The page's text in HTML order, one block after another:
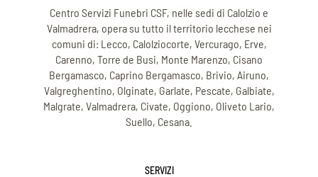
Centro Servizi Funebri CSF, nelle sedi di Calolzio e
Valmadrera, opera su tutto il territorio lecchese nei
comuni di: Lecco, Calolziocorte, Vercurago, Erve,
Carenno, Torre de Busi, Monte Marenzo, Cisano
Bergamasco, Caprino Bergamasco, Brivio, Airuno,
Valgreghentino, Olginate, Garlate, Pescate, Galbiate,
Malgrate, Valmadrera, Civate, Oggiono, Oliveto Lario,
Suello, Cesana.
SERVIZI